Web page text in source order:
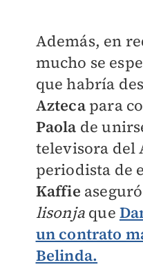
Además, en
mucho se
que habría
Aztecapara
Paola de
televisora del
periodista de
Kaffie
lisonjaque
un contrato
Belinda.